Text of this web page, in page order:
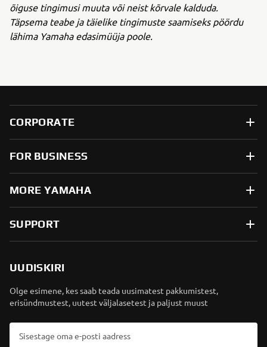
õiguse tingimusi muuta või neist kõrvale kalduda.
Täpsema teabe ja täielike tingimuste saamiseks pöördu
lähima Yamaha edasimüüja poole.
CORPORATE
FOR BUSINESS
MORE YAMAHA
SUPPORT
UUDISKIRI
Olge esimene, kes saab teada uusimatest pakkumistest,
erisündmustest, uutest väljalasetest ja paljust muust